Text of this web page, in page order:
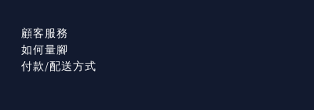
顧客服務
如何量腳
付款/配送方式